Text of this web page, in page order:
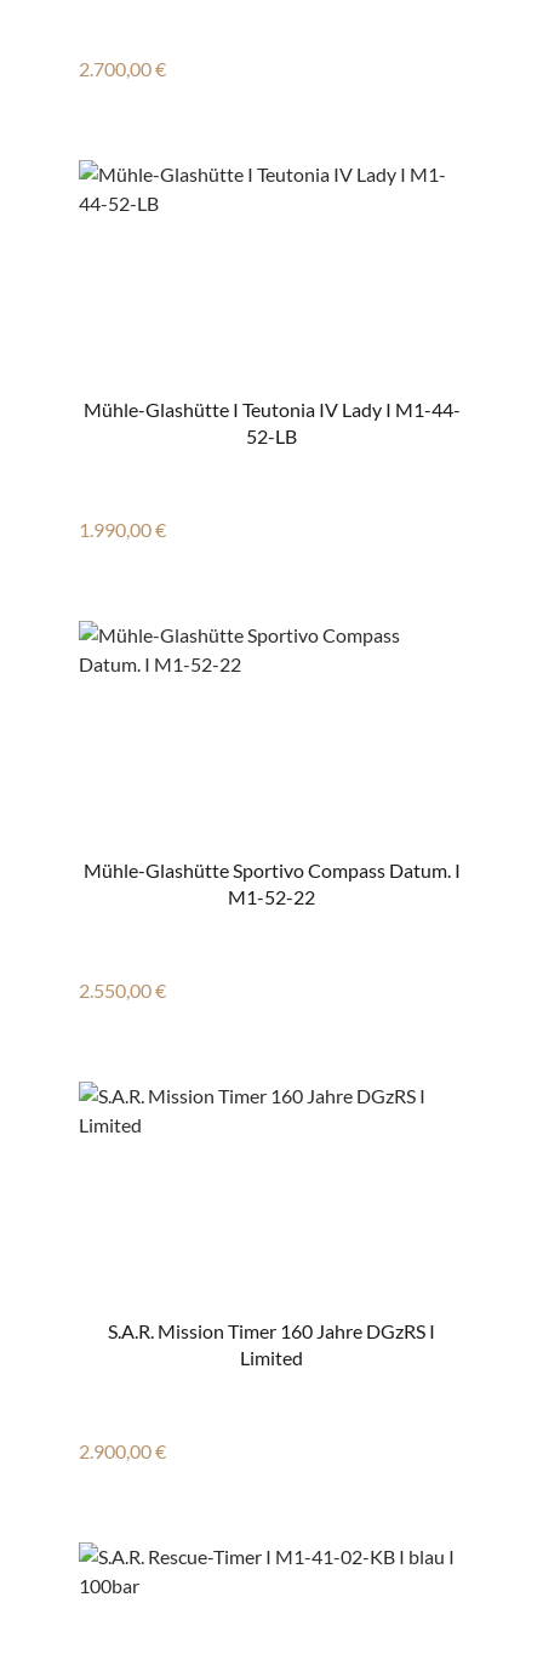
Regulärer Preis:
2.700,00 €
Mühle-Glashütte I Teutonia IV Lady I M1-44-
52-LB
Regulärer Preis:
1.990,00 €
Mühle-Glashütte Sportivo Compass Datum. I
M1-52-22
Regulärer Preis:
2.550,00 €
S.A.R. Mission Timer 160 Jahre DGzRS I
Limited
Regulärer Preis:
2.900,00 €